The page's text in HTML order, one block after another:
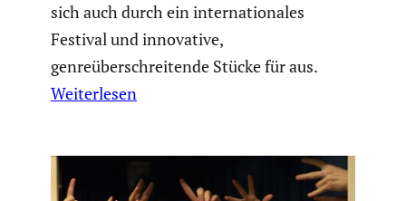
sich auch durch ein internationales
Festival und innovative,
genreüberschreitende Stücke für aus.
Weiterlesen